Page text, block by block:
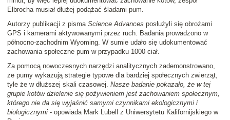
Elbrocha musiał dłużej podążać śladami pum.
Autorzy publikacji z pisma Science Advances posłużyli się obrożami
GPS i kamerami aktywowanymi przez ruch. Badania prowadzono w
północno-zachodnim Wyoming. W sumie udało się udokumentować
zachowania społeczne pum w przypadku 1000 ciał.
Za pomocą nowoczesnych narzędzi analitycznych zademonstrowano,
że pumy wykazują strategie typowe dla bardziej społecznych zwierząt,
tyle że w dłuższej skali czasowej. Nasze badanie pokazało, że w tej
grupie kotów dzielenie się pożywieniem jest zachowaniem społecznym,
którego nie da się wyjaśnić samymi czynnikami ekologicznymi i
biologicznymi - opowiada Mark Lubell z Uniwersytetu Kalifornijskiego w